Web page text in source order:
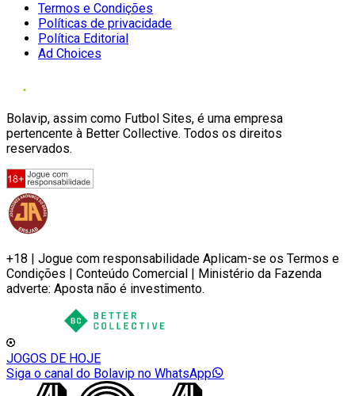
Termos e Condições
Políticas de privacidade
Política Editorial
Ad Choices
Bolavip, assim como Futbol Sites, é uma empresa
pertencente à Better Collective. Todos os direitos
reservados.
+18 | Jogue com responsabilidade Aplicam-se os Termos e
Condições | Conteúdo Comercial | Ministério da Fazenda
adverte: Aposta não é investimento.
JOGOS DE HOJE
Siga o canal do Bolavip no WhatsApp